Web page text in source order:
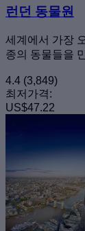
런던 동물원
세계에서 가장
종의 동물들을
4.4 (3,849)
최저가격:
US$47.22